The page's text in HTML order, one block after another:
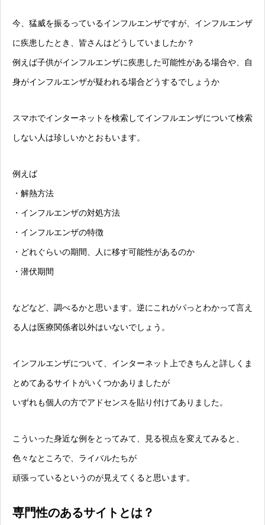
今、猛威を振るっているインフルエンザですが、インフルエンザ
に疾患したとき、皆さんはどうしていましたか？
例えば子供がインフルエンザに疾患した可能性がある場合や、自
身がインフルエンザが疑われる場合どうするでしょうか
スマホでインターネットを検索してインフルエンザについて検索
しない人は珍しいかとおもいます。
例えば
・解熱方法
・インフルエンザの対処方法
・インフルエンザの特徴
・どれぐらいの期間、人に移す可能性があるのか
・潜伏期間
などなど、調べるかと思います。逆にこれがパっとわかって言え
る人は医療関係者以外はいないでしょう。
インフルエンザについて、インターネット上できちんと詳しくま
とめてあるサイトがいくつかありましたが
いずれも個人の方でアドセンスを貼り付けてありました。
こういった身近な例をとってみて、見る視点を変えてみると、
色々なところで、ライバルたちが
頑張っているというのが見えてくると思います。
専門性のあるサイトとは？